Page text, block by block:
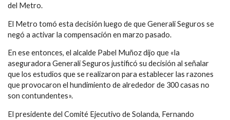
del Metro.
El Metro tomó esta decisión luego de que Generali Seguros se
negó a activar la compensación en marzo pasado.
En ese entonces, el alcalde Pabel Muñoz dijo que «la
aseguradora Generali Seguros justificó su decisión al señalar
que los estudios que se realizaron para establecer las razones
que provocaron el hundimiento de alrededor de 300 casas no
son contundentes».
El presidente del Comité Ejecutivo de Solanda, Fernando